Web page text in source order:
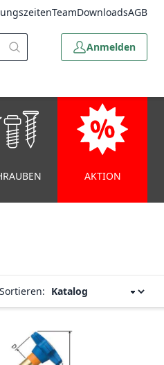
TeamDownloadsAGB
Anmelden
AKTION
Sortieren: